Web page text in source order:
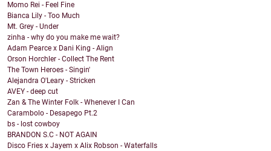
Momo Rei - Feel Fine
Bianca Lily - Too Much
Mt. Grey - Under
zinha - why do you make me wait?
Adam Pearce x Dani King - Align
Orson Horchler - Collect The Rent
The Town Heroes - Singin'
Alejandra O'Leary - Stricken
AVEY - deep cut
Zan & The Winter Folk - Whenever I Can
Carambolo - Desapego Pt.2
bs - lost cowboy
BRANDON S.C - NOT AGAIN
Disco Fries x Jayem x Alix Robson - Waterfalls